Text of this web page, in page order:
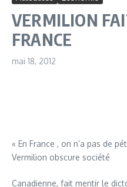
VERMILION
FRANCE
mai 18, 2012
« En France , on n’a pas de
Vermilion obscure société
Canadienne, fait mentir le